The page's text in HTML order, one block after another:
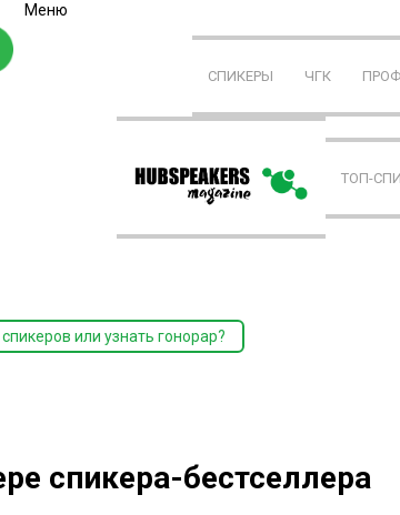
Меню
СПИКЕРЫ ЧГК
ТОП-
или узнать гонорар?
спикера-бестселлера